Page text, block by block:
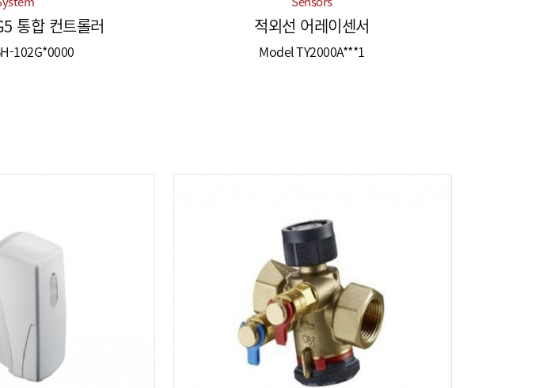
통합 컨트롤러
102G*0000
적외선 어레이센서
Model TY2000A***1